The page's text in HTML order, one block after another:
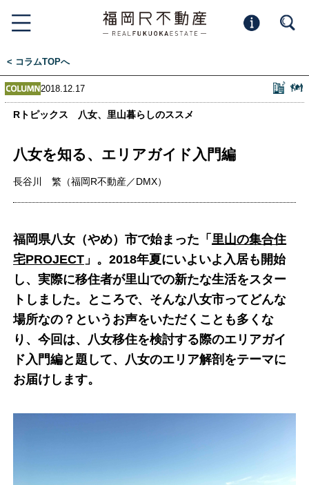
< コラムTOPへ
2018.12.17
Rトピックス 八女、里山暮らしのススメ
八女を知る、エリアガイド入門編
長谷川 繁（福岡R不動産／DMX）
福岡県八女（やめ）市で始まった「里山の集合住
宅PROJECT 」。2018年夏にいよいよ入居も開始
し、実際に移住者が里山での新たな生活をスター
トしました。ところで、そんな八女市ってどんな
場所なの？というお声をいただくことも多くな
り、今回は、八女移住を検討する際のエリアガイ
ド入門編と題して、八女のエリア解剖をテーマに
お届けします。